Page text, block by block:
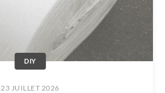
DIY
23 JUILLET 2026